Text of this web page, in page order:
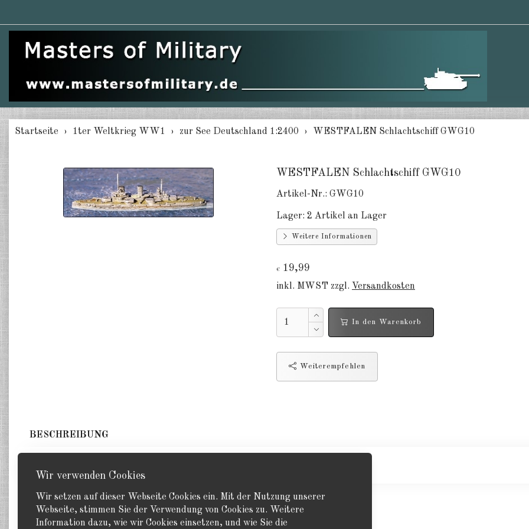
Wir verwenden Cookies
Wir setzen auf dieser Webseite Cookies ein. Mit der Nutzung unserer
Webseite, stimmen Sie der Verwendung von Cookies zu. Weitere
Information dazu, wie wir Cookies einsetzen, und wie Sie die
Startseite 1ter Weltkrieg WW1 zur See Deutschland 1:2400 WESTFALEN Schlachtschiff GWG10
WESTFALEN Schlachtschiff GWG10
Artikel-Nr.: GWG10
Lager: 2 Artikel an Lager
Weitere Informationen
€ 19,99
inkl. MWST zzgl. Versandkosten
In den Warenkorb
Weiterempfehlen
BESCHREIBUNG